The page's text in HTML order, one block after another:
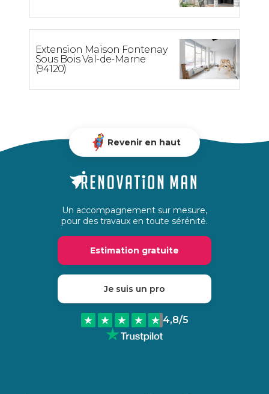
Extension Maison Fontenay
Sous Bois Val-de-Marne
(94120)
Revenir en haut
Un accompagnement sur mesure,
pour des travaux en toute sérénité.
Estimation gratuite
Je suis un pro
4,8/5